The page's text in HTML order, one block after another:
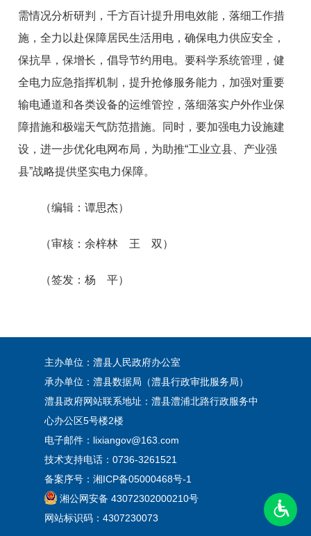
需情况分析研判，千方百计提升用电效能，落细工作措
施，全力以赴保障居民生活用电，确保电力供应安全，
保抗旱，保增长，倡导节约用电。要科学系统管理，健
全电力应急指挥机制，提升抢修服务能力，加强对重要
输电通道和各类设备的运维管控，落细落实户外作业保
障措施和极端天气防范措施。同时，要加强电力设施建
设，进一步优化电网布局，为助推“工业立县、产业强
县”战略提供坚实电力保障。
（编辑：谭思杰）
（审核：余梓林 王 双）
（签发：杨 平）
主办单位：澧县人民政府办公室
承办单位：澧县数据局（澧县行政审批服务局）
澧县政府网站联系地址：澧县澧浦北路行政服务中
心办公区5号楼2楼
电子邮件：lixiangov@163.com
技术支持电话：0736-3261521
备案序号： 湘ICP备05000468号-1
湘公网安备 43072302000210号
网站标识码：4307230073